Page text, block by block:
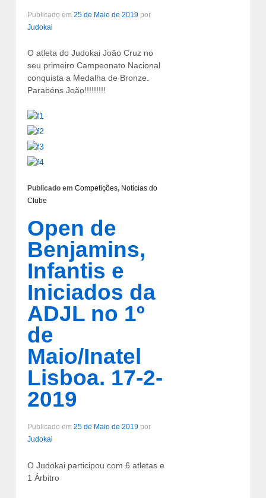
Publicado em 25 de Maio de 2019 por
Judokai
O atleta do Judokai João Cruz no
seu primeiro Campeonato Nacional
conquista a Medalha de Bronze.
Parabéns João!!!!!!!!!
Publicado em Competições, Noticias do
Clube
Open de
Benjamins,
Infantis e
Iniciados da
ADJL no 1º
de
Maio/Inatel
Lisboa. 17-2-
2019
Publicado em 25 de Maio de 2019 por
Judokai
O Judokai participou com 6 atletas e
1 Árbitro